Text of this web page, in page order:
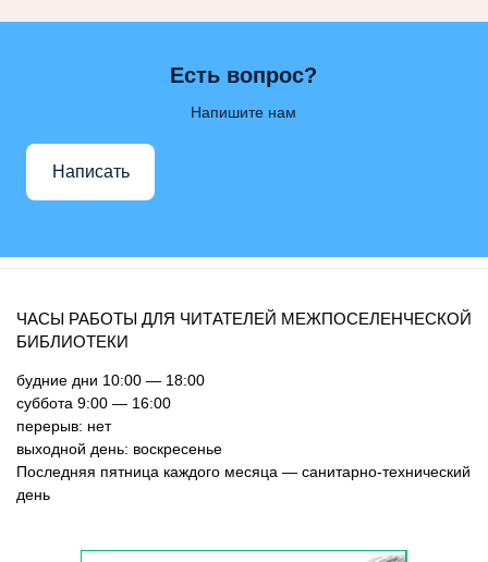
Есть вопрос?
Напишите нам
Написать
ЧАСЫ РАБОТЫ ДЛЯ ЧИТАТЕЛЕЙ МЕЖПОСЕЛЕНЧЕСКОЙ
БИБЛИОТЕКИ
будние дни 10:00 — 18:00
суббота 9:00 — 16:00
перерыв: нет
выходной день: воскресенье
Последняя пятница каждого месяца — санитарно-технический
день